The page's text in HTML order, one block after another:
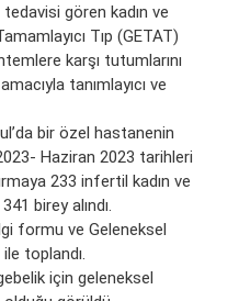
gören kadın ve
Tıp (GETAT)
karşı tutumlarını
tanımlayıcı ve
bir özel hastanenin
Haziran 2023 tarihleri
233 infertil kadın ve
birey alındı.
formu ve Geleneksel
toplandı.
için geleneksel